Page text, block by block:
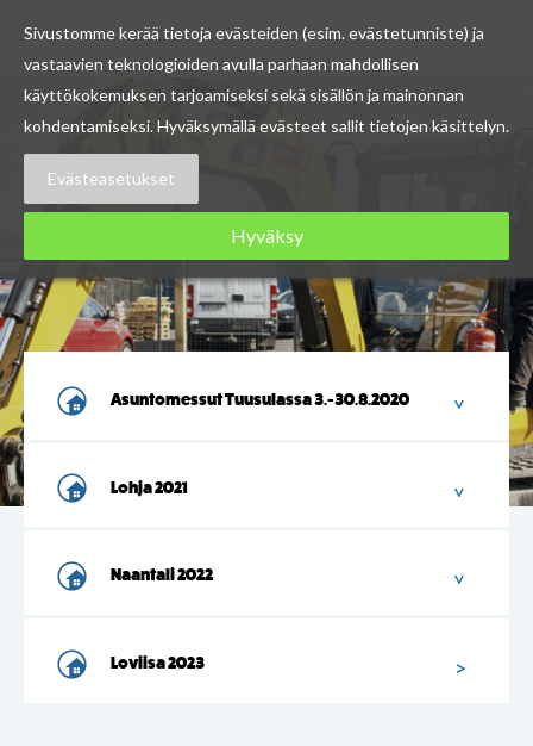
Skip
Asuntomessut Tuusulassa 3.-30.8.2020
Lohja 2021
Naantali 2022
Loviisa 2023
Sivustomme kerää tietoja evästeiden (esim. evästetunniste) ja
vastaavien teknologioiden avulla parhaan mahdollisen
käyttökokemuksen tarjoamiseksi sekä sisällön ja mainonnan
kohdentamiseksi. Hyväksymällä evästeet sallit tietojen käsittelyn.
Evästeasetukset
Hyväksy